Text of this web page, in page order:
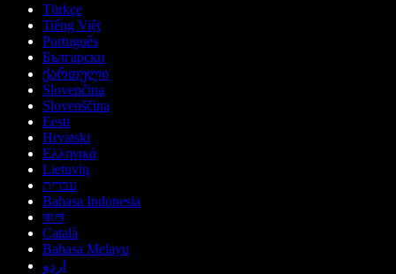
Türkçe
Tiếng Việt
Português
Български
ქართული
Slovenčina
Slovenščina
Eesti
Hrvatski
Ελληνικά
Lietuvių
עברית
Bahasa Indonesia
বাংলা
Català
Bahasa Melayu
اردو